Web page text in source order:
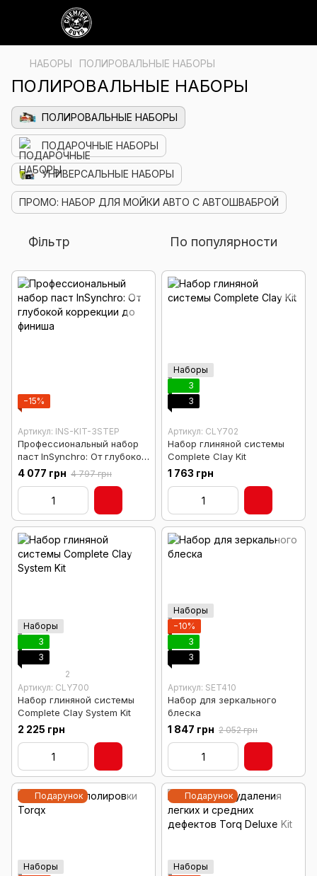
НАБОРЫ ПОЛИРОВАЛЬНЫЕ НАБОРЫ
ПОЛИРОВАЛЬНЫЕ НАБОРЫ
ПОЛИРОВАЛЬНЫЕ НАБОРЫ
ПОДАРОЧНЫЕ НАБОРЫ
УНИВЕРСАЛЬНЫЕ НАБОРЫ
ПРОМО: НАБОР ДЛЯ МОЙКИ АВТО С АВТОШВАБРОЙ
Фільтр По популярности
−15%
Артикул: INS-KIT-3STEP
Профессиональный набор
паст InSynchro: От глубокой
коррекции до финиша
4 077 грн 4 797 грн
Наборы
3
3
Артикул: CLY702
Набор глиняной системы
Complete Clay Kit
1 763 грн
Наборы
3
3
2
Артикул: CLY700
Набор глиняной системы
Complete Clay System Kit
2 225 грн
Наборы
−10%
3
3
Артикул: SET410
Набор для зеркального
блеска
1 847 грн 2 052 грн
Подарунок
Наборы
Подарунок
Наборы